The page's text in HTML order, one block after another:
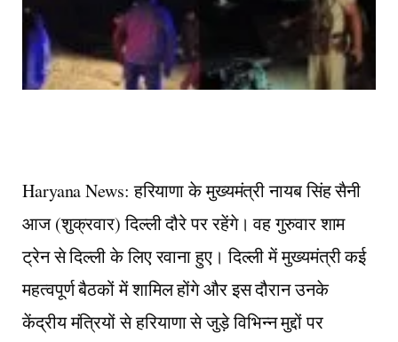
Haryana News: हरियाणा के मुख्यमंत्री नायब सिंह सैनी
आज (शुक्रवार) दिल्ली दौरे पर रहेंगे। वह गुरुवार शाम
ट्रेन से दिल्ली के लिए रवाना हुए। दिल्ली में मुख्यमंत्री कई
महत्वपूर्ण बैठकों में शामिल होंगे और इस दौरान उनके
केंद्रीय मंत्रियों से हरियाणा से जुड़े विभिन्न मुद्दों पर